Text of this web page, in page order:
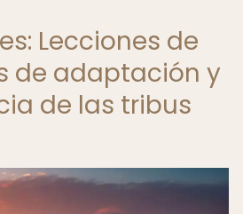
Lecciones de
de adaptación y
de las tribus